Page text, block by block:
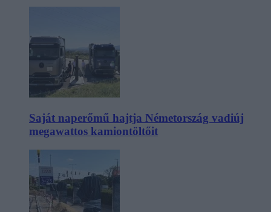
Saját naperőmű hajtja Németország vadiúj
megawattos kamiontöltőit